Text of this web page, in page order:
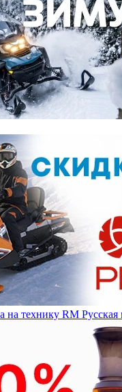
на технику RM Русская